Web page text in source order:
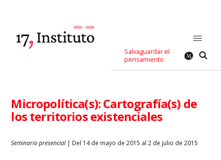
Salvaguardar el
pensamiento
Micropolítica(s): Cartografía(s) de
los territorios existenciales
Seminario presencial| Del 14 de mayo de 2015 al 2 de julio de 2015